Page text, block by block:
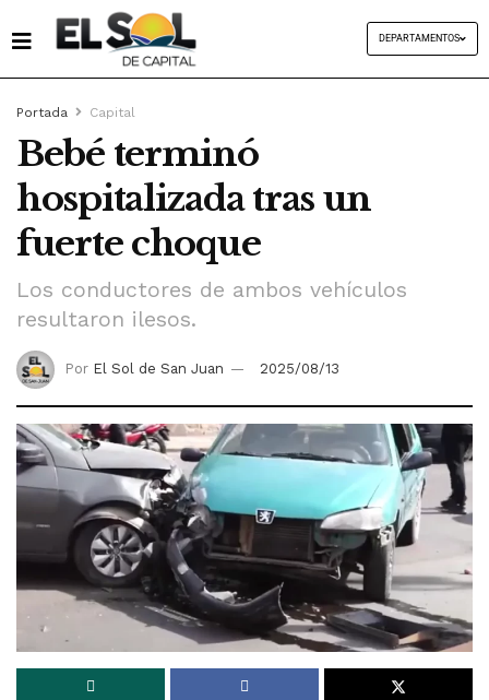
DEPARTAMENTOS
Portada Capital
Bebé terminó
hospitalizada tras un
fuerte choque
Los conductores de ambos vehículos
resultaron ilesos.
Por El Sol de San Juan 2025/08/13